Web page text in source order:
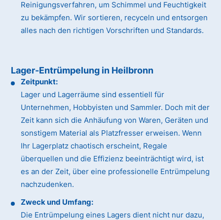
Reinigungsverfahren, um Schimmel und Feuchtigkeit
zu bekämpfen. Wir sortieren, recyceln und entsorgen
alles nach den richtigen Vorschriften und Standards.
Lager-Entrümpelung in Heilbronn
Zeitpunkt:
Lager und Lagerräume sind essentiell für
Unternehmen, Hobbyisten und Sammler. Doch mit der
Zeit kann sich die Anhäufung von Waren, Geräten und
sonstigem Material als Platzfresser erweisen. Wenn
Ihr Lagerplatz chaotisch erscheint, Regale
überquellen und die Effizienz beeinträchtigt wird, ist
es an der Zeit, über eine professionelle Entrümpelung
nachzudenken.
Zweck und Umfang:
Die Entrümpelung eines Lagers dient nicht nur dazu,